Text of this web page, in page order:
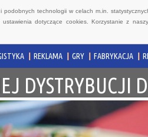
technologii w celach m.in.
dotyczące cookies. Korzystanie z
REKLAMA GRY FABRYKACJA
DYSTRYBUCJI